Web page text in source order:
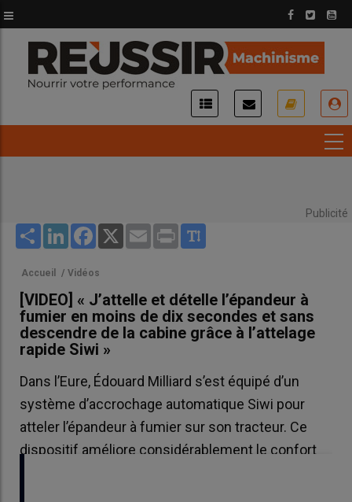
au
contenu
principal
Publicité
Share LinkedInFacebook
X Email Print
Accueil / Vidéos
[VIDEO] « J’attelle et dételle l’épandeur à
fumier en moins de dix secondes et sans
descendre de la cabine grâce à l’attelage
rapide Siwi »
Dans l’Eure, Édouard Milliard s’est équipé d’un
système d’accrochage automatique Siwi pour
atteler l’épandeur à fumier sur son tracteur. Ce
dispositif améliore considérablement le confort